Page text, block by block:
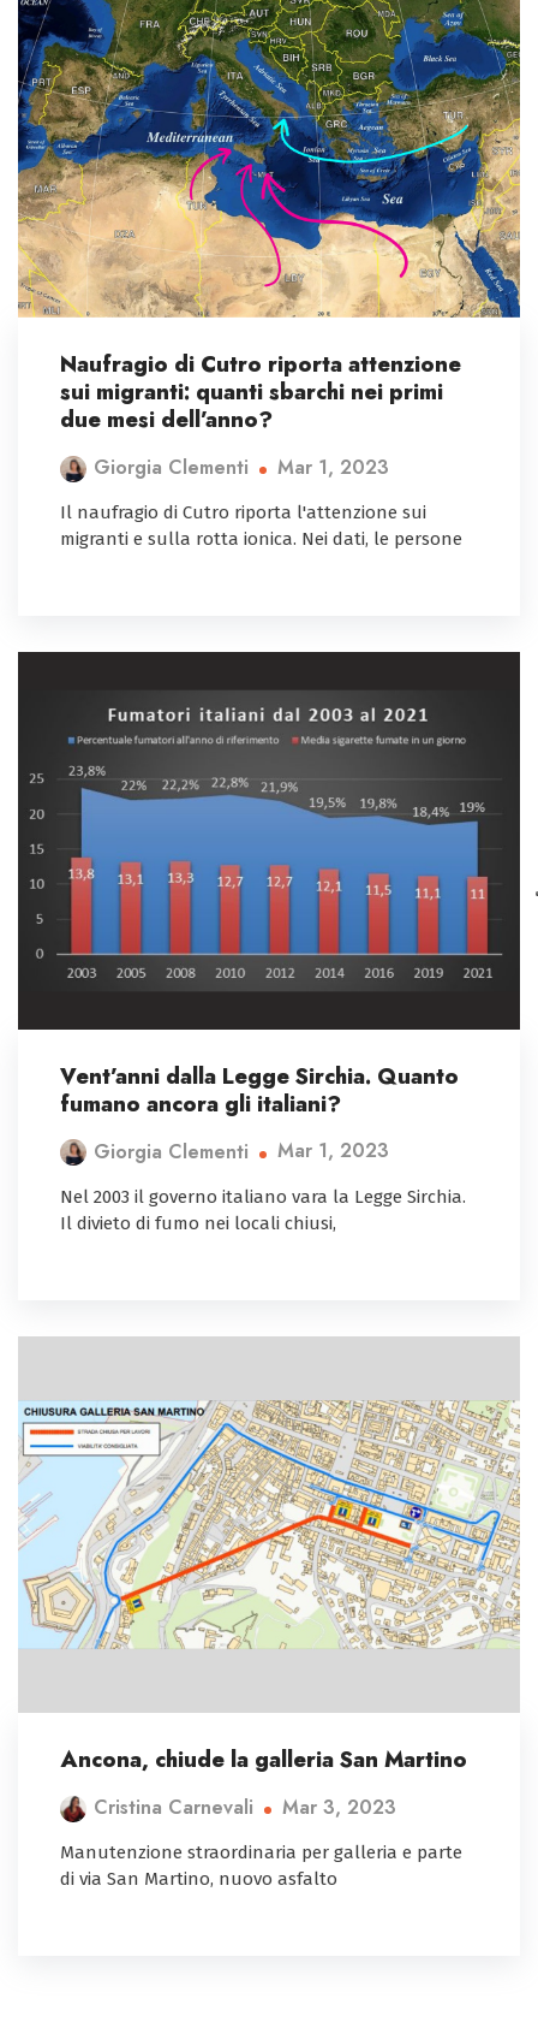
Naufragio di Cutro riporta attenzione
sui migranti: quanti sbarchi nei primi
due mesi dell’anno?
Giorgia Clementi Mar 1, 2023
Il naufragio di Cutro riporta l'attenzione sui
migranti e sulla rotta ionica. Nei dati, le persone
Vent’anni dalla Legge Sirchia. Quanto
fumano ancora gli italiani?
Giorgia Clementi Mar 1, 2023
Nel 2003 il governo italiano vara la Legge Sirchia.
Il divieto di fumo nei locali chiusi,
Ancona, chiude la galleria San Martino
Cristina Carnevali Mar 3, 2023
Manutenzione straordinaria per galleria e parte
di via San Martino, nuovo asfalto